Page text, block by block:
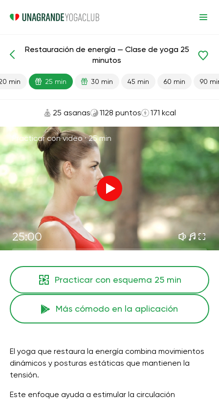
Lecciones preparadas Energía
Restauración de energía — Clase de yoga 25
minutos
min 25 min 30 min 45 min 60 min 90
25 asanas 1128 puntos 171 kcal
Practicar con video ·25 min
25:00
Practicar con esquema 25 min
Más cómodo en la aplicación
El yoga que restaura la energía combina movimientos
dinámicos y posturas estáticas que mantienen la
tensión.
Este enfoque ayuda a estimular la circulación